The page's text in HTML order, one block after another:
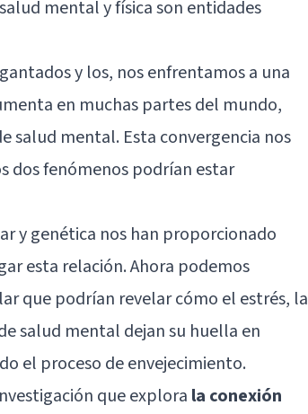
mental y física son entidades
y los, nos enfrentamos a una
en muchas partes del mundo,
salud mental. Esta convergencia nos
dos fenómenos podrían estar
y genética nos han proporcionado
esta relación. Ahora podemos
que podrían revelar cómo el estrés, la
salud mental dejan su huella en
el proceso de envejecimiento.
que explora la conexión